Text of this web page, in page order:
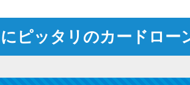
ピッタリのカードロー